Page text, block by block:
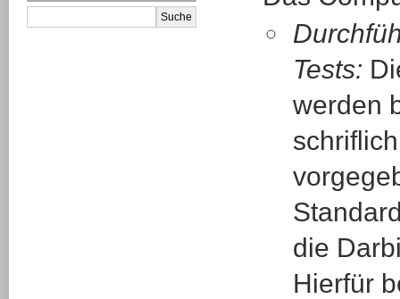
Tests:
werden
schriflich
die
Hierfür